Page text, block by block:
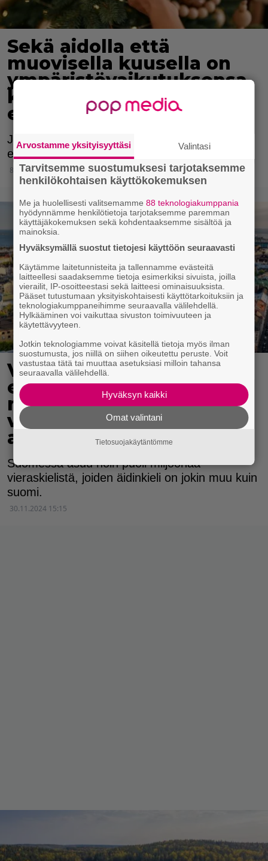
Sekä aidolla että
muovisella kuusella on
ympäristövaikutuksensa,
kumpi on siis
ekologisempi valinta?
Joulukuusien hiilijalanjäljissä on merkittäviä
eroja.
8.12.2024 12:15
Vähintään kolmio
esikaupunkialueella –
näin Suomen
vieraskieliset haluavat
asua
Suomessa asuu noin puoli miljoonaa
vieraskielistä, joiden äidinkieli on jokin muu kuin
suomi.
30.11.2024 15:15
Arvostamme yksityisyyttäsi Valintasi
Tarvitsemme suostumuksesi tarjotaksemme
henkilökohtaisen käyttökokemuksen
Me ja huolellisesti valitsemamme88 teknologiakumppania
hyödynnämme henkilötietoja tarjotaksemme paremman
käyttäjäkokemuksen sekä kohdentaaksemme sisältöä ja
mainoksia.
Hyväksymällä suostut tietojesi käyttöön seuraavasti
Käytämme laitetunnisteita ja tallennamme evästeitä
laitteellesi saadaksemme tietoja esimerkiksi sivuista, joilla
vierailit, IP-osoitteestasi sekä laitteesi ominaisuuksista.
Pääset tutustumaan yksityiskohtaisesti käyttötarkoituksiin ja
teknologiakumppaneihimme seuraavalla välilehdellä.
Hylkääminen voi vaikuttaa sivuston toimivuuteen ja
käytettävyyteen.
Jotkin teknologiamme voivat käsitellä tietoja myös ilman
suostumusta, jos niillä on siihen oikeutettu peruste. Voit
vastustaa tätä tai muuttaa asetuksiasi milloin tahansa
seuraavalla välilehdellä.
Hyväksyn kaikki
Omat valintani
Tietosuojakäytäntömme